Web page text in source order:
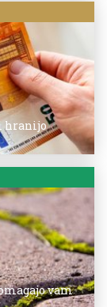
hranijo
vam